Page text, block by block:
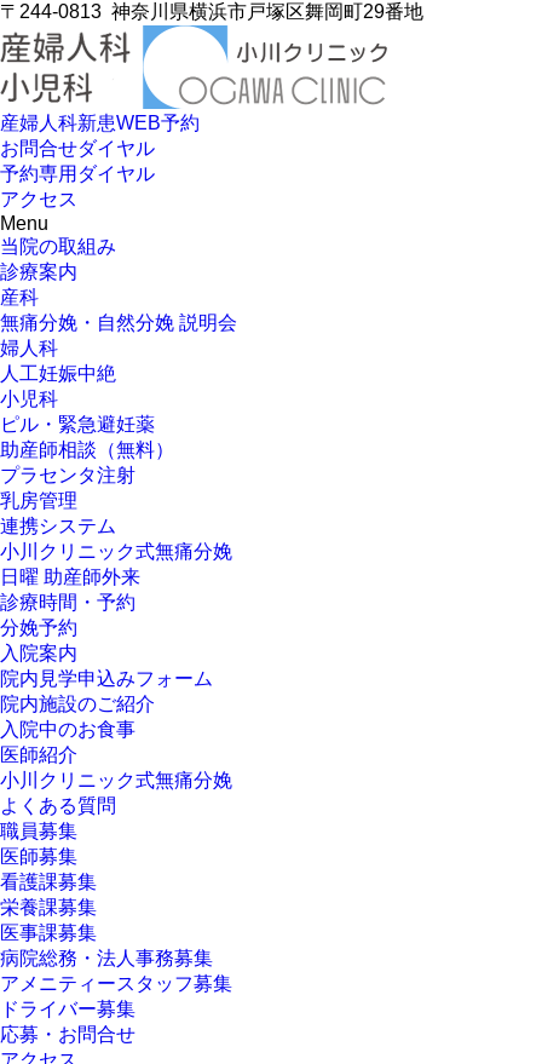
〒244-0813 神奈川県横浜市戸塚区舞岡町29番地
産婦人科新患WEB予約
お問合せダイヤル
予約専用ダイヤル
アクセス
Menu
当院の取組み
診療案内
産科
無痛分娩・自然分娩 説明会
婦人科
人工妊娠中絶
小児科
ピル・緊急避妊薬
助産師相談（無料）
プラセンタ注射
乳房管理
連携システム
小川クリニック式無痛分娩
日曜 助産師外来
診療時間・予約
分娩予約
入院案内
院内見学申込みフォーム
院内施設のご紹介
入院中のお食事
医師紹介
小川クリニック式無痛分娩
よくある質問
職員募集
医師募集
看護課募集
栄養課募集
医事課募集
病院総務・法人事務募集
アメニティースタッフ募集
ドライバー募集
応募・お問合せ
アクセス